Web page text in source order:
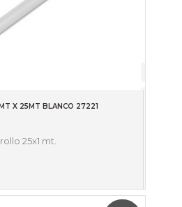
X 25MT BLANCO 27221
25x1 mt.